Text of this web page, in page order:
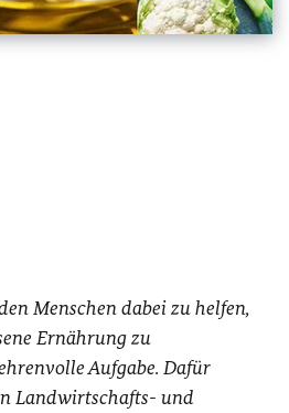
Menschen dabei zu helfen,
Ernährung zu
Aufgabe. Dafür
Landwirtschafts- und